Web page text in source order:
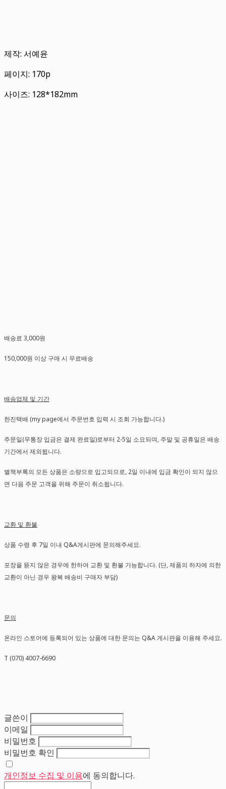
제작: 서예윤
페이지: 170p
사이즈: 128*182mm
배송료 3,000원
150,000원 이상 구매 시 무료배송
배송업체 및 기간
한진택배 (my page에서 주문번호 입력 시 조회 가능합니다.)
주문일(무통장 입금은 결제 완료일)로부터 2-5일 소요되며, 주말 및 공휴일은 배송
기간에서 제외됩니다.
별책부록의 모든 상품은 소량으로 입고되므로, 2일 이내에 입금 확인이 되지 않으
면 다음 주문 고객을 위해 주문이 취소됩니다.
교환 및 환불
상품 수령 후 7일 이내 Q&A게시판에 문의해주세요.
포장을 뜯지 않은 경우에 한하여 교환 및 환불 가능합니다. (단, 제품의 하자에 의한
교환이 아닌 경우 왕복 배송비 구매자 부담)
문의
온라인 스토어에 등록되어 있는 상품에 대한 문의는 Q&A 게시판을 이용해 주세요.
T (070) 4007-6690
글쓴이
이메일
비밀번호
비밀번호 확인
개인정보 수집 및 이용에 동의합니다.